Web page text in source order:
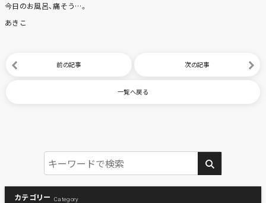
今日のお風呂、痛そう…。
あきこ
前の記事 次の記事
一覧へ戻る
カテゴリー Category